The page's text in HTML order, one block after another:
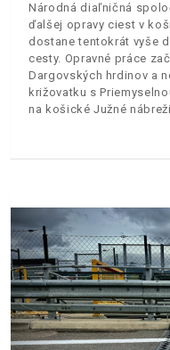
Národná diaľničná
ďalšej opravy ciest v
dostane tentokrát vyše
cesty. Opravné práce
Dargovských hrdinov a
križovatku s
na košické Južné